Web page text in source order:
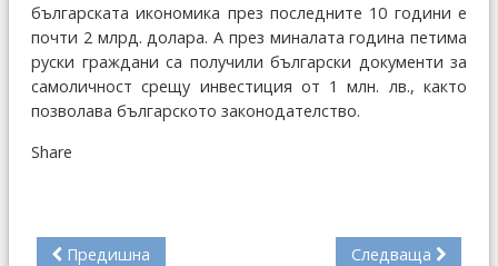
българската икономика през последните 10 години е
почти 2 млрд. долара. А през миналата година петима
руски граждани са получили български документи за
самоличност срещу инвестиция от 1 млн. лв., както
позволава българското законодателство.
Share
Предишна Следваща